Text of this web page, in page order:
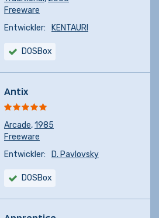
Freeware
Entwickler:
KENTAURI
DOSBox
Antix
Arcade,1985
Freeware
Entwickler:
D. Pavlovsky
DOSBox